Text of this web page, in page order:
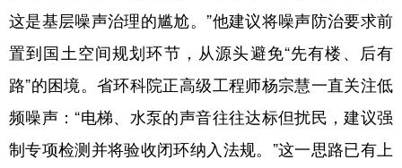
这是基层噪声治理的尴尬。”他建议将噪声防治要求前
置到国土空间规划环节，从源头避免“先有楼、后有
路”的困境。省环科院正高级工程师杨宗慧一直关注低
频噪声：“电梯、水泵的声音往往达标但扰民，建议强
制专项检测并将验收闭环纳入法规。”这一思路已有上